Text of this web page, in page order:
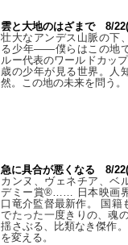
雲と大地のはざまで 8/
壮大なアンデス山脈の下
る少年――僕らはこの地
ルー代表のワールドカッ
歳の少年が見る世界。人
然。この地の未来を問う。
急に具合が悪くなる 8/
カンヌ、ヴェネチア、ベ
デミー賞®…… 日本映画
口竜介監督最新作。 国籍
でたった一度きりの、
揺さぶる、比類なき傑作
を変える。